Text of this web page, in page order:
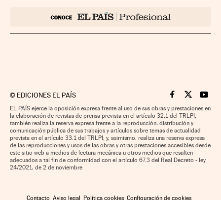
© EDICIONES EL PAÍS Cinco Días en
Cinco Días
Cinco
EL PAÍS ejerce la oposición expresa frente al uso de sus obras y prestaciones en
la elaboración de revistas de prensa prevista en el artículo 32.1 del TRLPI;
también realiza la reserva expresa frente a la reproducción, distribución y
comunicación pública de sus trabajos y artículos sobre temas de actualidad
prevista en el artículo 33.1 del TRLPI; y, asimismo, realiza una reserva expresa
de las reproducciones y usos de las obras y otras prestaciones accesibles desde
este sitio web a medios de lectura mecánica u otros medios que resulten
adecuados a tal fin de conformidad con el artículo 67.3 del Real Decreto - ley
24/2021, de 2 de noviembre
Contacto Aviso legal Política cookies Configuración de cookies